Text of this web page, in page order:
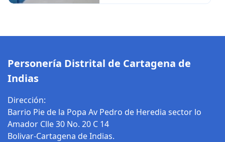
domiciliarios,
esta oferta
pm, con grupos de
Personería Distrital de Cartagena de
Indias
Dirección:
Barrio Pie de la Popa Av Pedro de Heredia sector lo
Amador Clle 30 No. 20 C 14
Bolivar-Cartagena de Indias.